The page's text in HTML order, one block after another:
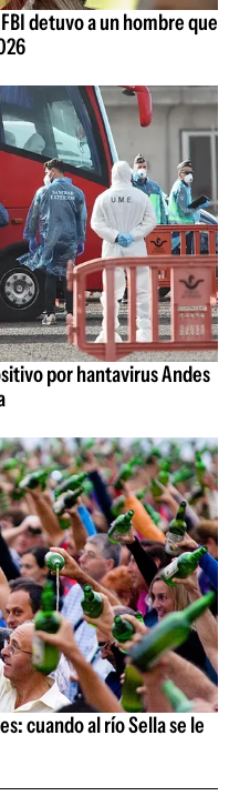
detuvo a un hombre que
por hantavirus Andes
cuando al río Sella se le